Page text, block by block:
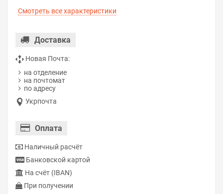
Смотреть все характеристики
Доставка
Новая Почта:
на отделение
на почтомат
по адресу
Укрпочта
Оплата
Наличный расчёт
Банковской картой
На счёт (IBAN)
При получении